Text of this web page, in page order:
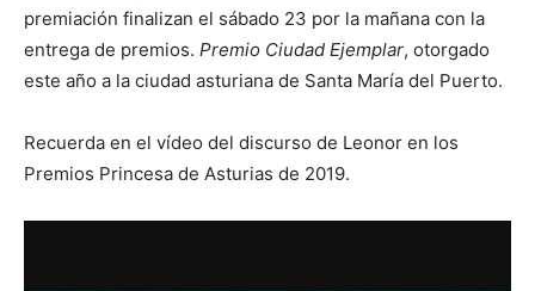
premiación finalizan el sábado 23 por la mañana con la
entrega de premios. Premio Ciudad Ejemplar, otorgado
este año a la ciudad asturiana de Santa María del Puerto.
Recuerda en el vídeo del discurso de Leonor en los
Premios Princesa de Asturias de 2019.